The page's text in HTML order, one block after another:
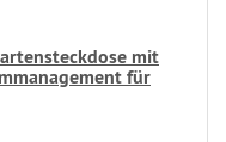
mit
für